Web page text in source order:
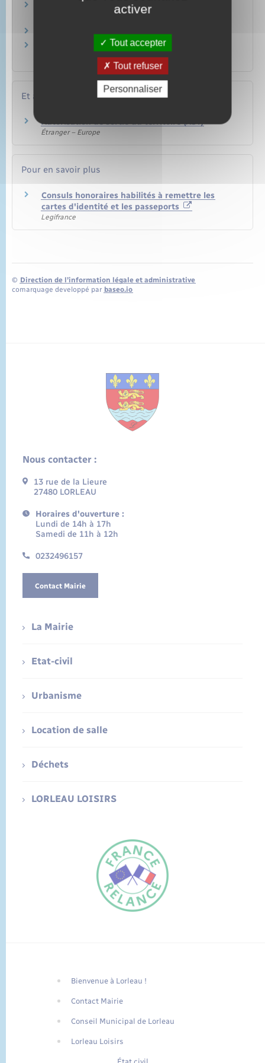
Traduction du
FR
Que faire si vous avez perdu tous vos papiers
Comment prouver le domicile ?
Carte d'identité / Passeport : comment remplir
le formulaire ou la pré-demande ?
Et aussi
Autorisation de sortie du territoire (AST)
Étranger – Europe
Pour en savoir plus
Consuls honoraires habilités à remettre les
cartes d'identité et les passeports
Legifrance
© Direction de l’information légale et administrative
comarquage developpé par baseo.io
Nous contacter :
13 rue de la Lieure
27480 LORLEAU
Horaires d'ouverture :
Lundi de 14h à 17h
Samedi de 11h à 12h
0232496157
Contact Mairie
La Mairie
Etat-civil
Urbanisme
Location de salle
Déchets
LORLEAU LOISIRS
Bienvenue à Lorleau !
Contact Mairie
Conseil Municipal de Lorleau
Lorleau Loisirs
activer
Tout accepter
Tout refuser
Personnaliser